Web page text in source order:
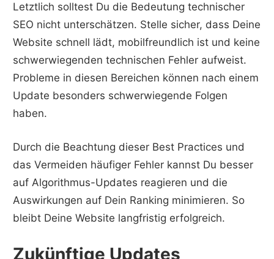
Letztlich solltest Du die Bedeutung technischer
SEO nicht unterschätzen. Stelle sicher, dass Deine
Website schnell lädt, mobilfreundlich ist und keine
schwerwiegenden technischen Fehler aufweist.
Probleme in diesen Bereichen können nach einem
Update besonders schwerwiegende Folgen
haben.
Durch die Beachtung dieser Best Practices und
das Vermeiden häufiger Fehler kannst Du besser
auf Algorithmus-Updates reagieren und die
Auswirkungen auf Dein Ranking minimieren. So
bleibt Deine Website langfristig erfolgreich.
Zukünftige Updates